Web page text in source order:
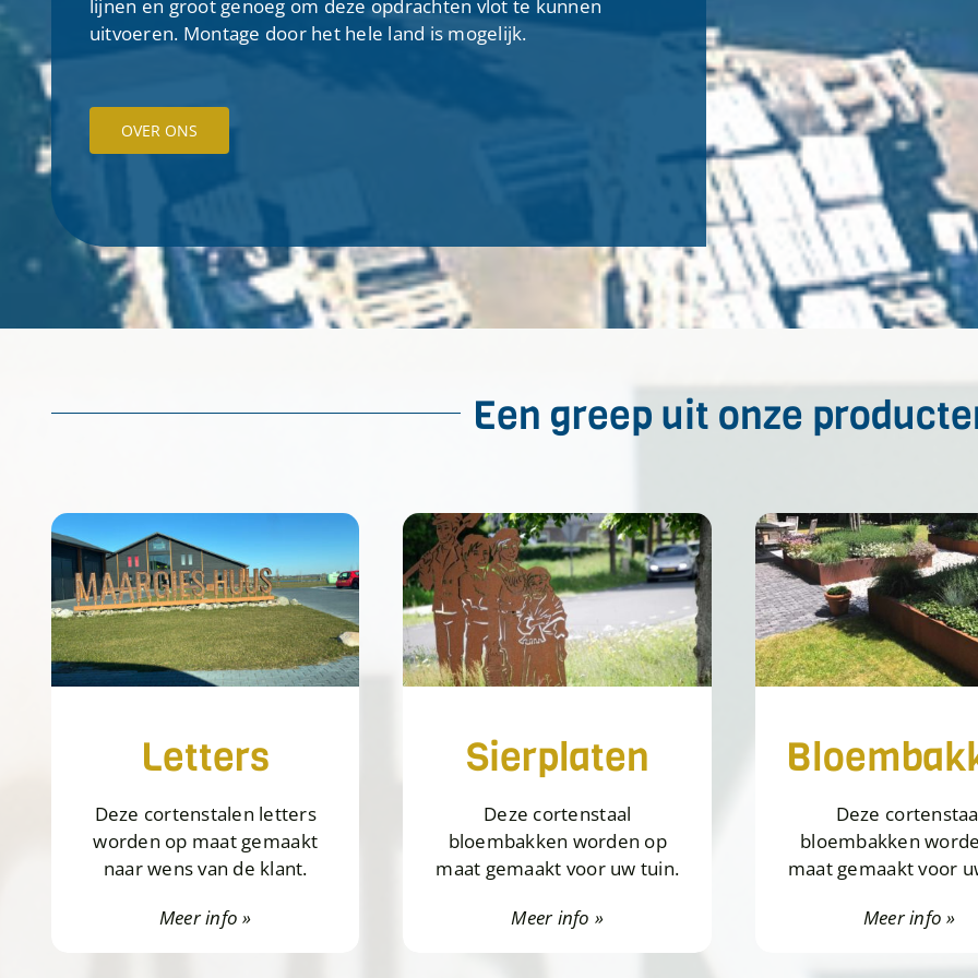
lijnen en groot genoeg om deze opdrachten vlot te kunnen
uitvoeren. Montage door het hele land is mogelijk.
OVER ONS
Een greep uit onze
Letters
Deze cortenstalen letters
worden op maat gemaakt
naar wens van de klant.
Meer info »
Sierplaten
Deze cortenstaal
bloembakken worden op
maat gemaakt voor uw tuin.
Meer info »
Deze
bloembakken
maat gemaakt voor
Meer info »